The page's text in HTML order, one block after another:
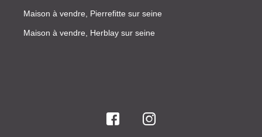
Maison à vendre, Pierrefitte sur seine
Maison à vendre, Herblay sur seine